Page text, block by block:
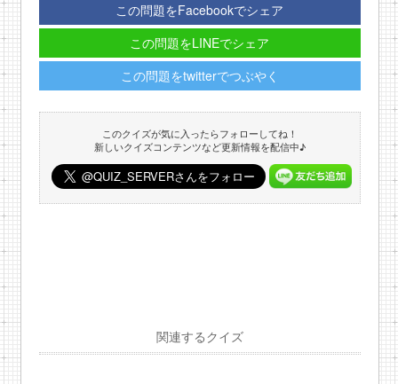
この問題をFacebookでシェア
この問題をLINEでシェア
この問題をtwitterでつぶやく
このクイズが気に入ったらフォローしてね！
新しいクイズコンテンツなど更新情報を配信中♪
関連するクイズ